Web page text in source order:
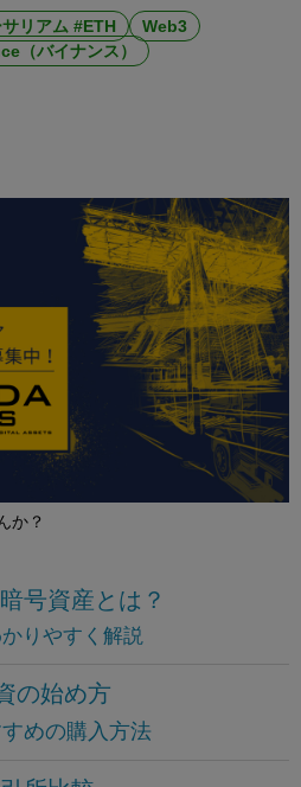
リアム #ETH
Web3
（バイナンス）
か？